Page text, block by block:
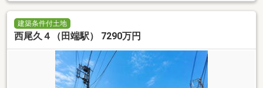
建築条件付土地
西尾久４（田端駅） 7290万円